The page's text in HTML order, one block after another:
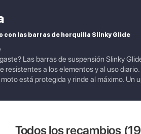
con las barras de horquilla Slinky Glide
Las barras de suspensión Slinky
a los elementos y al uso
está protegida y rinde al máximo.
Todos los recambios (